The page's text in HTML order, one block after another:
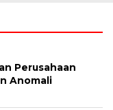
Perusahaan
Anomali